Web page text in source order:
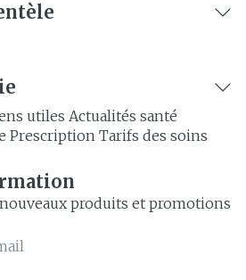
utiles Actualités santé
Prescription Tarifs des soins
produits et promotions